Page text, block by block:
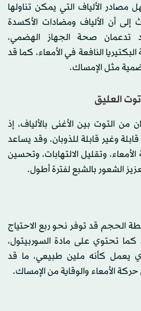
مصادر الألياف التي يمكن تناولها
إلى أن الألياف ومضادات الأكسدة
تدعمان صحة الجهاز الهضمي،
النافعة في الأمعاء، كما قد
مثل الإمساك.
من التوت بين الأغنى بالألياف، إذ
وغير قابلة للذوبان. وقد يساعد
وتقليل الالتهابات، وتحسين
الشعور بالشبع لفترة أطول.
الحجم قد توفر نحو ربع الاحتياج
كما تحتوي على مادة السوربيتول،
كأنه ملين طبيعي، ما قد
الأمعاء والوقاية من الإمساك.